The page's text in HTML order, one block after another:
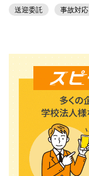
送迎委託 事故対応